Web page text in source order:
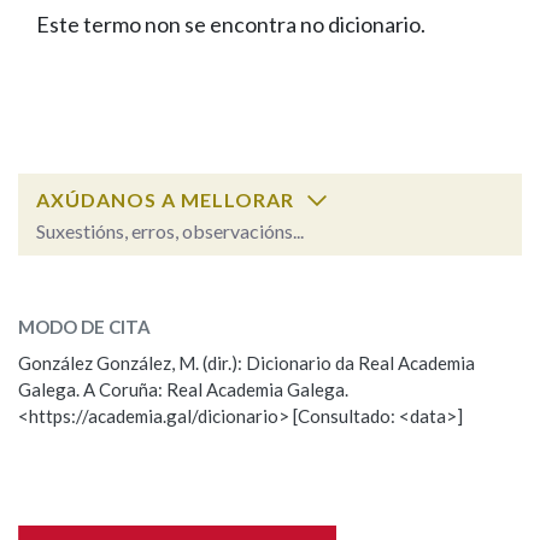
FIGURAS HOMENAXEADAS
PORTAL DAS PALABRAS
Facebook
TwitterYoutubeInstagram
Bluesky
BUSCAR NOS LEMAS
Remata por
BUSCAR NO CONTIDO
Nas definicións
Este termo non se encontra no dicionario.
AXÚDANOS A MELLORAR
Suxestións, erros, observacións...
Observación
Nome
MODO DE CITA
González González, M. (dir.): Dicionario da Real Academia
Galega. A Coruña: Real Academia Galega.
<https://academia.gal/dicionario> [Consultado: <data>]